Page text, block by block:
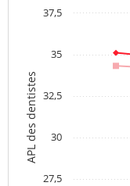
APL des dentistes
27,5
30
32,5
35
37,5